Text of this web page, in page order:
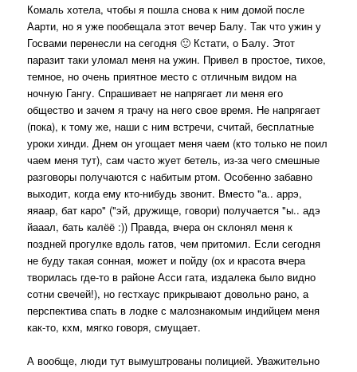
Комаль хотела, чтобы я пошла снова к ним домой после
Аарти, но я уже пообещала этот вечер Балу. Так что ужин у
Госвами перенесли на сегодня 🙂 Кстати, о Балу. Этот
паразит таки уломал меня на ужин. Привел в простое, тихое,
темное, но очень приятное место с отличным видом на
ночную Гангу. Спрашивает не напрягает ли меня его
общество и зачем я трачу на него свое время. Не напрягает
(пока), к тому же, наши с ним встречи, считай, бесплатные
уроки хинди. Днем он угощает меня чаем (кто только не поил
чаем меня тут), сам часто жует бетель, из-за чего смешные
разговоры получаются с набитым ртом. Особенно забавно
выходит, когда ему кто-нибудь звонит. Вместо "а.. аррэ,
яяаар, бат каро" ("эй, дружище, говори) получается "ы.. адэ
йааал, бать калёё :)) Правда, вчера он склонял меня к
поздней прогулке вдоль гатов, чем притомил. Если сегодня
не буду такая сонная, может и пойду (ох и красота вчера
творилась где-то в районе Асси гата, издалека было видно
сотни свечей!), но гестхаус прикрывают довольно рано, а
перспектива спать в лодке с малознакомым индийцем меня
как-то, кхм, мягко говоря, смущает.
А вообще, люди тут вымуштрованы полицией. Уважительно